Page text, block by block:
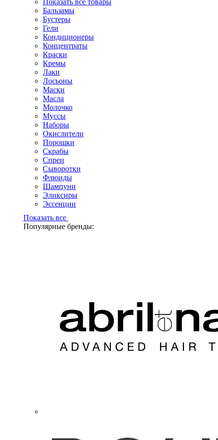
Показать все товары
Бальзамы
Бустеры
Гели
Кондиционеры
Концентраты
Краски
Кремы
Лаки
Лосьоны
Маски
Масла
Молочко
Муссы
Наборы
Окислители
Порошки
Скрабы
Спреи
Сыворотки
Флюиды
Шампуни
Эликсиры
Эссенции
Показать все
Популярные бренды: